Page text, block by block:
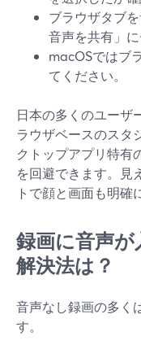
ブラウザタブ
音声を共有」
macOSではブ
てください。
日本の多くのユーザ
ラウザベースのスタ
クトップアプリ特有
を回避できます。見
トで顔と画面も明確
録画に音声が
解決法は？
音声なし録画の多く
す。